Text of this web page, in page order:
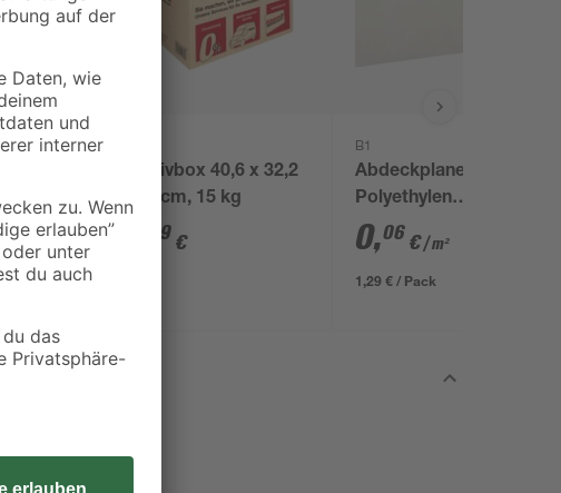
kg
Archivbox 40,6 x 32,2
x 29 cm, 15 kg
99 €
B1
Abdeckplane
Polyethylen
transparent 4 x 5 m
0,06 €/ m²
1,29 € / Pack